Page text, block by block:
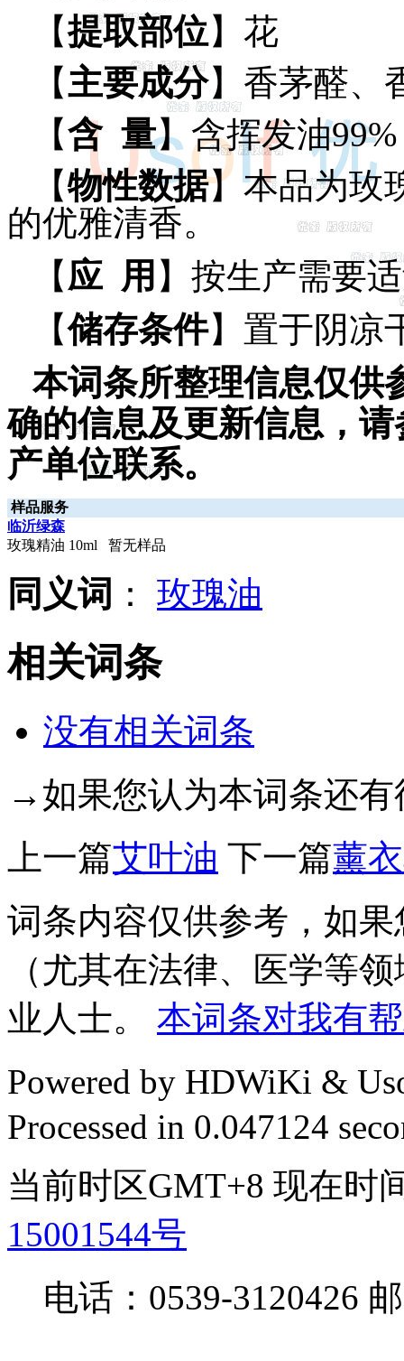
【提取部位】花
【主要成分】香茅醛、
【含 量】含挥发油99%
【物性数据】本品为玫
的优雅清香。
【 应 用 】按生产需要
【储存条件】置于阴凉
本词条所整理信息仅供
确的信息及更新信息，
产单位联系。
样品服务
临沂绿森
玫瑰精油 10ml 暂无样品
同义词 ： 玫瑰油
相关词条
没有相关词条
→如果您认为本词条还
上一篇艾叶油 下一篇薰
词条内容仅供参考，如
（尤其在法律、医学等
业人士。
本词条对我有
Powered by HDWiKi &
Processed in 0.047124
当前时区GMT+8 现在时
15001544号
电话：0539-3120426